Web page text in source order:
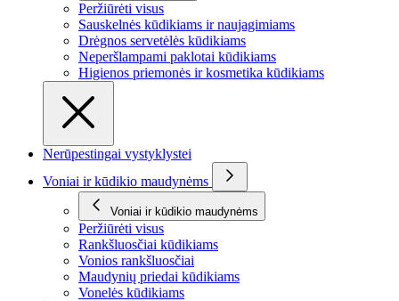
Peržiūrėti visus
Sauskelnės kūdikiams ir naujagimiams
Drėgnos servetėlės kūdikiams
Neperšlampami paklotai kūdikiams
Higienos priemonės ir kosmetika kūdikiams
Nerūpestingai vystyklystei
Voniai ir kūdikio maudynėms
Voniai ir kūdikio maudynėms
Peržiūrėti visus
Rankšluosčiai kūdikiams
Vonios rankšluosčiai
Maudynių priedai kūdikiams
Vonelės kūdikiams